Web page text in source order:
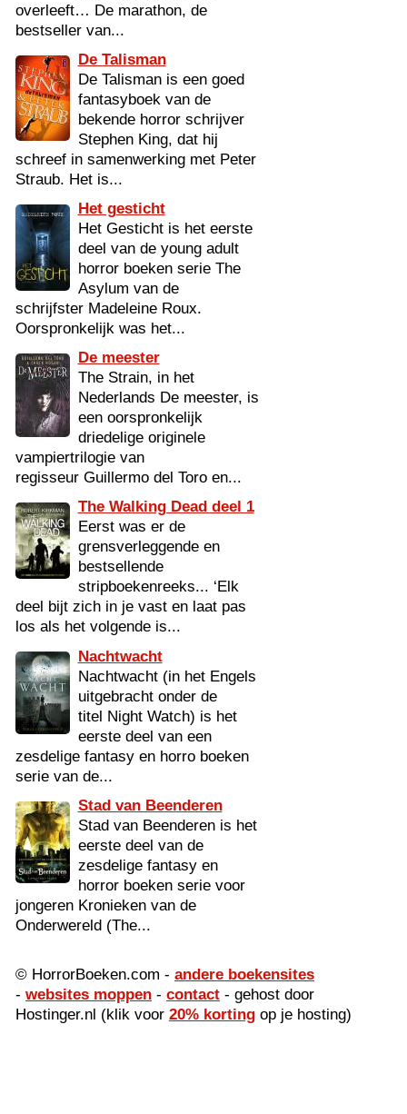
overleeft… De marathon, de
bestseller van...
De Talisman
De Talisman is een goed
fantasyboek van de
bekende horror schrijver
Stephen King, dat hij
schreef in samenwerking met Peter
Straub. Het is...
Het gesticht
Het Gesticht is het eerste
deel van de young adult
horror boeken serie The
Asylum van de
schrijfster Madeleine Roux.
Oorspronkelijk was het...
De meester
The Strain, in het
Nederlands De meester, is
een oorspronkelijk
driedelige originele
vampiertrilogie van
regisseur Guillermo del Toro en...
The Walking Dead deel 1
Eerst was er de
grensverleggende en
bestsellende
stripboekenreeks... ‘Elk
deel bijt zich in je vast en laat pas
los als het volgende is...
Nachtwacht
Nachtwacht (in het Engels
uitgebracht onder de
titel Night Watch) is het
eerste deel van een
zesdelige fantasy en horro boeken
serie van de...
Stad van Beenderen
Stad van Beenderen is het
eerste deel van de
zesdelige fantasy en
horror boeken serie voor
jongeren Kronieken van de
Onderwereld (The...
© HorrorBoeken.com - andere boekensites
- websites moppen - contact - gehost door
Hostinger.nl (klik voor 20% korting op je hosting)